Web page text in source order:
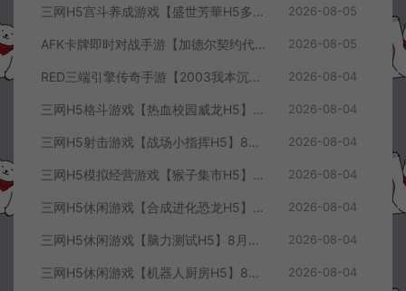
三网H5宫斗养成游戏【盛世芳華H5多区跨服代金券内购优化版】8月最新整理Linux手工服务端+CDK授权后台+全资源安卓+详细搭建教程+视频教程 2026-08-05
AFK卡牌即时对战手游【加德尔契约代金券内购修复版】8月最新整理Linux手工服务端+前后端全套源码+CDK授权后台+安卓苹果双端+详细搭建教程+视频教程 2026-08-05
RED三端引擎传奇手游【2003我本沉默三职业】8月最新整理Win一键服务端+PC安卓+详细搭建教程 2026-08-04
三网H5格斗游戏【热血校园威龙H5】8月最新整理Linux手工服务端+Win一键服务端+解压即玩+简易安卓客户端+详细搭建教程 2026-08-04
三网H5射击游戏【战场小指挥H5】8月最新整理Linux手工服务端+Win一键服务端+解压即玩+简易安卓客户端+详细搭建教程 2026-08-04
三网H5模拟经营游戏【猴子集市H5】8月最新整理Linux手工服务端+Win一键服务端+解压即玩+简易安卓客户端+详细搭建教程 2026-08-04
三网H5休闲游戏【合成进化恐龙H5】8月最新整理Linux手工服务端+Win一键服务端+解压即玩+简易安卓客户端+详细搭建教程 2026-08-04
三网H5休闲游戏【脑力测试H5】8月最新整理Linux手工服务端+Win一键服务端+解压即玩+简易安卓客户端+详细搭建教程 2026-08-04
三网H5休闲游戏【机器人厨房H5】8月最新整理Linux手工服务端+Win一键服务端+解压即玩+简易安卓客户端+详细搭建教程 2026-08-04